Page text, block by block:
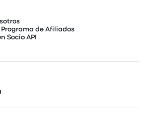
de Afiliados
Socio API